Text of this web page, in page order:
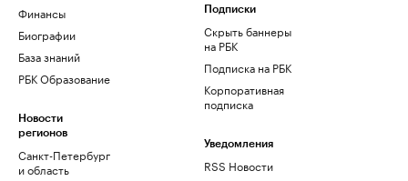
Финансы
Биографии
База знаний
РБК Образование
Новости
регионов
Санкт-Петербург
и область
Подписки
Скрыть баннеры
на РБК
Подписка на РБК
Корпоративная
подписка
Уведомления
RSS Новости